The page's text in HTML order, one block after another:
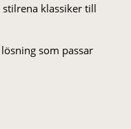
klas­siker till
som passar